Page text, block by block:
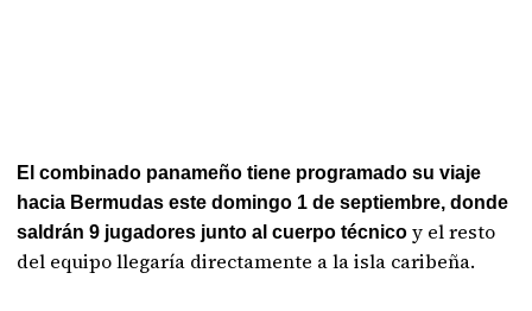
El combinado panameño tiene programado su viaje
hacia Bermudas este domingo 1 de septiembre, donde
saldrán 9 jugadores junto al cuerpo técnicoy el resto
del equipo llegaría directamente a la isla caribeña.